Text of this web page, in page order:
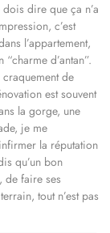
dire que ça n’a
c’est
l’appartement,
d’antan”.
de
est souvent
la gorge, une
je me
la réputation
qu’un bon
de faire ses
tout n’est pas